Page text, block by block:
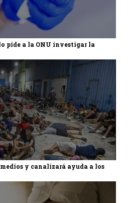
pide a la ONU investigar la
y canalizará ayuda a los